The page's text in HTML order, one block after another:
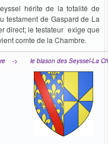
hérite de la totalité de
testament de Gaspard de La
direct; le testateur exige que
comte de la Chambre.
-> le blason des Seyssel-La